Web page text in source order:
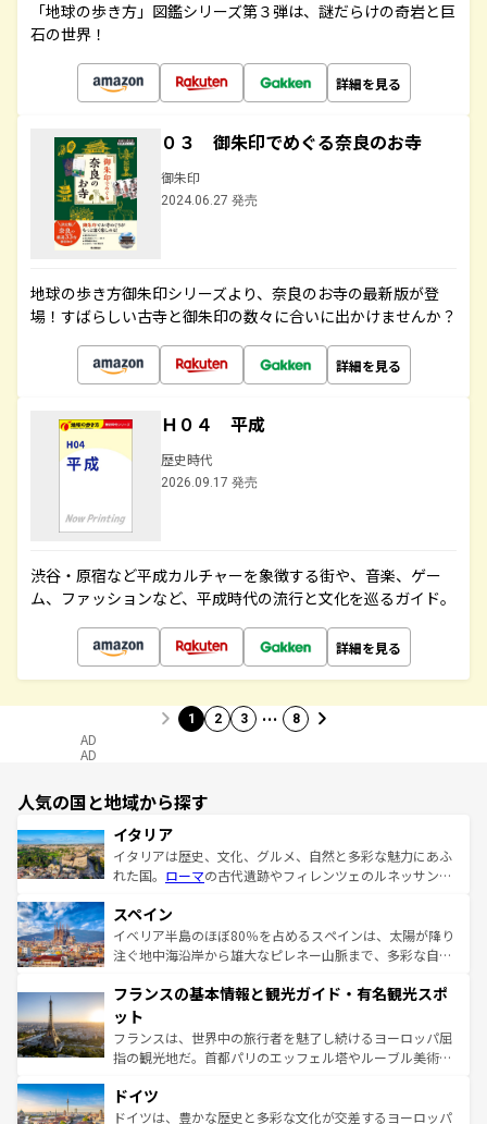
「地球の歩き方」図鑑シリーズ第３弾は、謎だらけの奇岩と巨
石の世界！
詳細を見る
０３ 御朱印でめぐる奈良のお寺
御朱印
2024.06.27 発売
地球の歩き方御朱印シリーズより、奈良のお寺の最新版が登
場！すばらしい古寺と御朱印の数々に合いに出かけませんか？
詳細を見る
Ｈ０４ 平成
歴史時代
2026.09.17 発売
渋谷・原宿など平成カルチャーを象徴する街や、音楽、ゲー
ム、ファッションなど、平成時代の流行と文化を巡るガイド。
詳細を見る
1 2 3 … 8
AD
AD
人気の国と地域から探す
イタリア
イタリアは歴史、文化、グルメ、自然と多彩な魅力にあふ
れた国。 ローマの古代遺跡やフィレンツェのルネッサンス
ろん、トスカーナの美しい田園風景やアマルフィ海岸の絶
景など、自然景観も見逃せない。観光の合間には、本場の
ピザやパスタなど、絶品のイタリア料理を堪能することも
ませてくれるイタリアで、忘れられない旅をしてみよう！
なお、新着のイタリア情報は
しい。
スペイン
イベリア半島のほぼ80％を占めるスペインは、太陽が降り
注ぐ地中海沿岸から雄大なピレネー山脈まで、多彩な自然
文化が根付くこの国では、情熱的なフラメンコ、熱気あふ
れる闘牛、そして美味しいタパスが生活の一部となってい
る。首都マドリードの洗練された雰囲気や、バルセロナの
アートに溢れた街角から、地方では古代ローマ遺跡や中世
せる。地方によって風土や気候が異なるスペインはその個
性で訪れる人を魅了する。 なお、新着のスペイン情報は コ
フランスの基本情報と観光ガイド・有名観光スポ
ット
フランスは、世界中の旅行者を魅了し続けるヨーロッパ屈
指の観光地だ。首都パリのエッフェル塔やルーブル美術館
で、幅広い魅力が詰まっている。華麗な宮殿、歴史的な大
聖堂、美しいビーチ、そして豊かな自然が、訪れる者を心
ドイツ
ドイツは、豊かな歴史と多彩な文化が交差するヨーロッパ